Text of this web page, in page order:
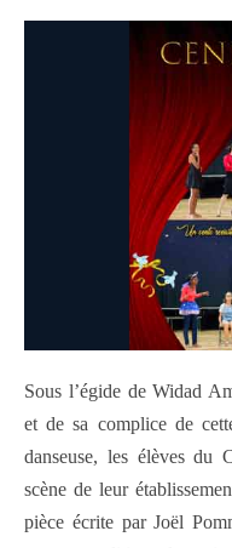
Sous l’égide de Widad
et de sa complice de
danseuse, les élèves du
scène de leur
pièce écrite par Joël